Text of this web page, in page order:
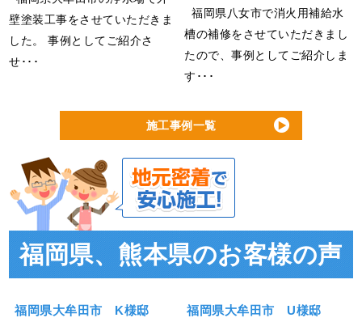
壁塗装工事をさせていただきま
した。 事例としてご紹介さ
せ･･･
福岡県八女市で消火用補給水
槽の補修をさせていただきまし
たので、事例としてご紹介しま
す･･･
施工事例一覧
福岡県、熊本県のお客様の声
福岡県大牟田市 K様邸 福岡県大牟田市 U様邸